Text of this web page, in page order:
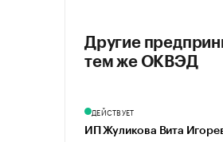
Другие
тем же ОКВЭД
ДЕЙСТВУЕТ
ИП Жуликова Вита